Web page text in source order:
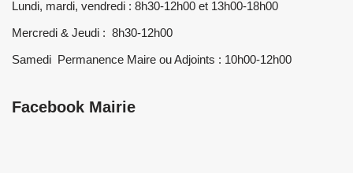
Lundi, mardi, vendredi : 8h30-12h00 et 13h00-18h00
Mercredi & Jeudi : 8h30-12h00
Samedi Permanence Maire ou Adjoints : 10h00-12h00
Facebook Mairie